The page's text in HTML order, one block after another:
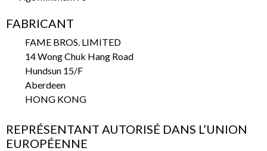
FABRICANT
FAME BROS. LIMITED
14 Wong Chuk Hang Road
Hundsun 15/F
Aberdeen
HONG KONG
REPRÉSENTANT AUTORISÉ DANS L’UNION
EUROPÉENNE